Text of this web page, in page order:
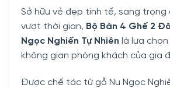
Sở hữu vẻ đẹp tinh tế, sang trọng
vượt thời gian, Bộ Bàn 4 Ghế 2
Ngọc Nghiến Tự Nhiên là lựa
không gian phòng khách của gia
Được chế tác từ gỗ Nu Ngọc